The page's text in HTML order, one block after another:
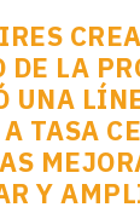
DE LA
UNA
TASA
Y